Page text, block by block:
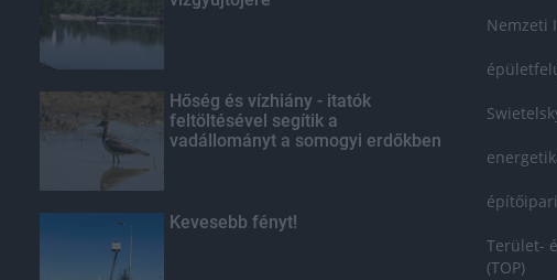
Hőség és vízhiány - itatók
feltöltésével segítik a
vadállományt a somogyi erdőkben
Kevesebb fényt!
Nemzeti
Terület-
(TOP)